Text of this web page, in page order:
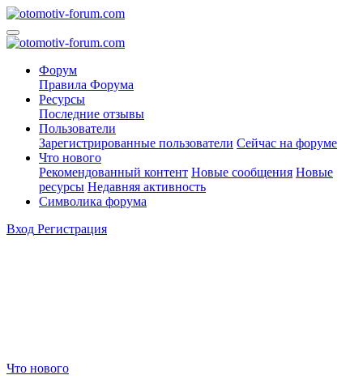
Форум
Правила Форума
Ресурсы
Последние отзывы
Пользователи
Зарегистрированные пользователи Сейчас на форуме
Что нового
Рекомендованный контент Новые сообщения Новые
ресурсы Недавняя активность
Символика форума
Вход Регистрация
Что нового